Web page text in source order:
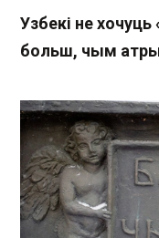
Узбекі не
больш, чым